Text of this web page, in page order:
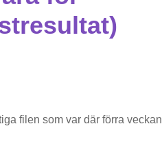
filen som var där förra veckan